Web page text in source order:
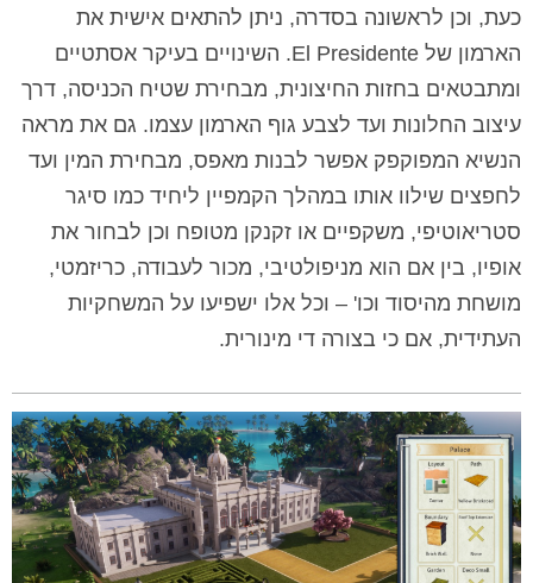
כעת, וכן לראשונה בסדרה, ניתן להתאים אישית את
הארמון של El Presidente. השינויים בעיקר אסתטיים
ומתבטאים בחזות החיצונית, מבחירת שטיח הכניסה, דרך
עיצוב החלונות ועד לצבע גוף הארמון עצמו. גם את מראה
הנשיא המפוקפק אפשר לבנות מאפס, מבחירת המין ועד
לחפצים שילוו אותו במהלך הקמפיין ליחיד כמו סיגר
סטריאוטיפי, משקפיים או זקנקן מטופח וכן לבחור את
אופיו, בין אם הוא מניפולטיבי, מכור לעבודה, כריזמטי,
מושחת מהיסוד וכו' – וכל אלו ישפיעו על המשחקיות
העתידית, אם כי בצורה די מינורית.